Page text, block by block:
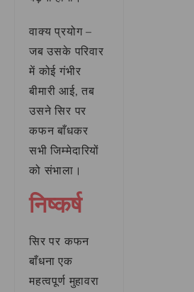
वाक्य प्रयोग –
जब उसके परिवार
में कोई गंभीर
बीमारी आई, तब
उसने सिर पर
कफन बाँधकर
सभी जिम्मेदारियों
को संभाला।
निष्कर्ष
सिर पर कफन
बाँधना एक
महत्वपूर्ण मुहावरा